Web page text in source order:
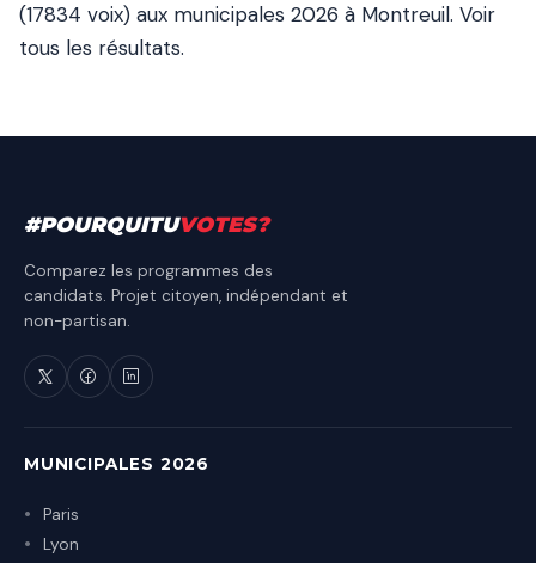
(17834 voix) aux municipales 2026 à Montreuil. Voir
tous les résultats.
#POURQUITUVOTES?
Comparez les programmes des
candidats. Projet citoyen, indépendant et
non-partisan.
MUNICIPALES 2026
Paris
Lyon